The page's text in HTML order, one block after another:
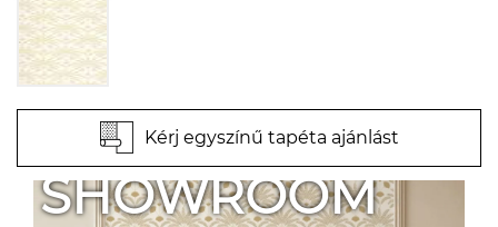
Kérj egyszínű tapéta ajánlást
SHOWROOM